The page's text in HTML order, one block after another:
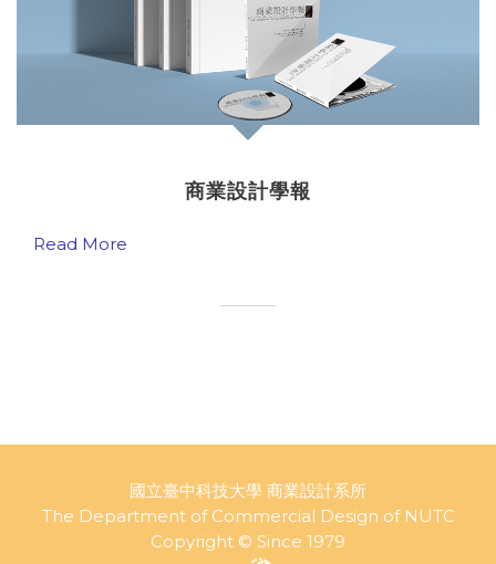
商業設計學報
Read More
國立臺中科技大學 商業設計系所
The Department of Commercial Design of NUTC
Copyright © Since 1979